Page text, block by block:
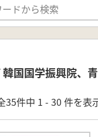
国国学振興院、
35件中 1 - 30 件を表